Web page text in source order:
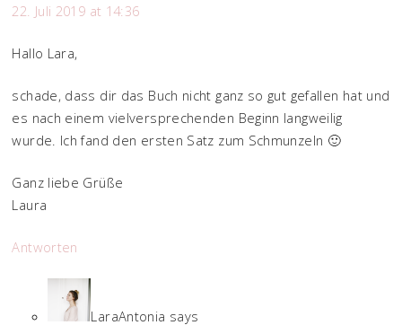
22. Juli 2019 at 14:36
Hallo Lara,
schade, dass dir das Buch nicht ganz so gut gefallen hat und
es nach einem vielversprechenden Beginn langweilig
wurde. Ich fand den ersten Satz zum Schmunzeln 🙂
Ganz liebe Grüße
Laura
Antworten
LaraAntonia says